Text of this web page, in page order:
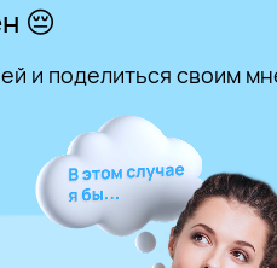
😔
и поделиться своим